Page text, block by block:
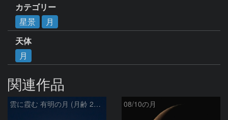
カテゴリー
星景
月
天体
月
関連作品
雲に霞む 有明の月 (月齢 26.4) 08/10の月